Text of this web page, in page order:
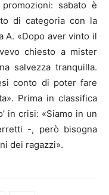
sabato è
di categoria con la
A. «Dopo aver vinto il
chiesto a mister
salvezza tranquilla.
conto di poter fare
Prima in classifica
in crisi: «Siamo in un
-, però bisogna
dei ragazzi».